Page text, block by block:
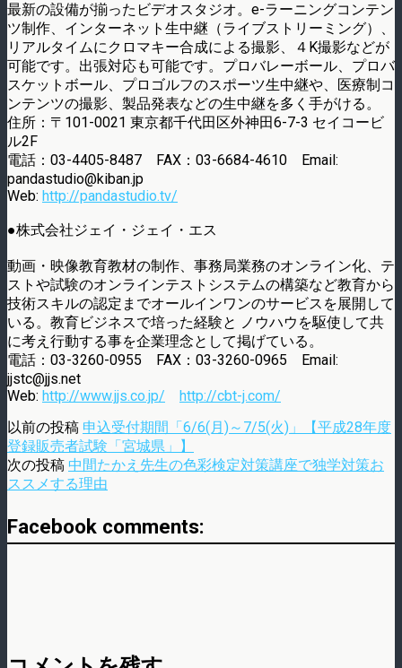
最新の設備が揃ったビデオスタジオ。e-ラーニングコンテン
ツ制作、インターネット生中継（ライブストリーミング）、
リアルタイムにクロマキー合成による撮影、４K撮影などが
可能です。出張対応も可能です。プロバレーボール、プロバ
スケットボール、プロゴルフのスポーツ生中継や、医療制コ
ンテンツの撮影、製品発表などの生中継を多く手がける。
住所：〒101-0021 東京都千代田区外神田6-7-3 セイコービ
ル2F
電話：03-4405-8487 FAX：03-6684-4610 Email:
pandastudio@kiban.jp
Web: http://pandastudio.tv/
●株式会社ジェイ・ジェイ・エス
動画・映像教育教材の制作、事務局業務のオンライン化、テ
ストや試験のオンラインテストシステムの構築など教育から
技術スキルの認定までオールインワンのサービスを展開して
いる。教育ビジネスで培った経験と ノウハウを駆使して共
に考え行動する事を企業理念として掲げている。
電話：03-3260-0955 FAX：03-3260-0965 Email:
jjstc@jjs.net
Web: http://www.jjs.co.jp/
http://cbt-j.com/
以前の投稿 申込受付期間「6/6(月)～7/5(火)」【平成28年度
登録販売者試験「宮城県」】
次の投稿 中間たかえ先生の色彩検定対策講座で独学対策お
ススメする理由
Facebook comments: